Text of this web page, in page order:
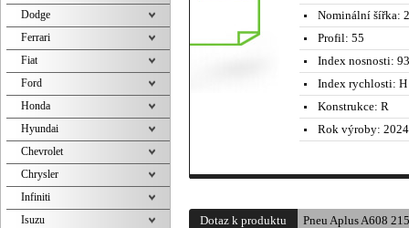
Nominální šířka:
Profil: 55
Index nosnosti:
Index rychlosti:
Konstrukce: R
Rok výroby:
Dotaz k produktu Pneu Aplus A608
Dodge
Ferrari
Fiat
Ford
Honda
Hyundai
Chevrolet
Chrysler
Infiniti
Isuzu